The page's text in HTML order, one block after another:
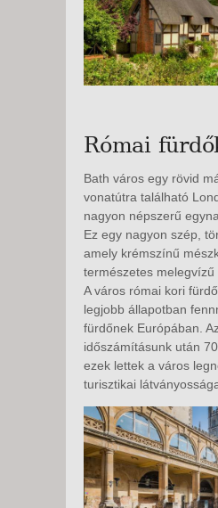
Római
Bath város egy rövid
vonatútra található
nagyon népszerű
Ez egy nagyon szép,
amely krémszínű
természetes melegvízű
A város római kori
legjobb állapotban
fürdőnek Európában.
időszámításunk után
ezek lettek a város
turisztikai